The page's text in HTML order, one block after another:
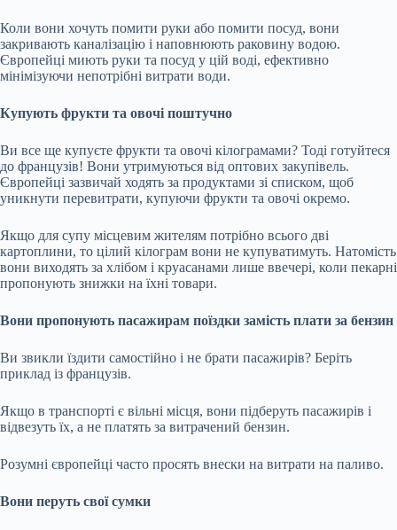
Коли вони хочуть помити руки або помити посуд, вони
закривають каналізацію і наповнюють раковину водою.
Європейці миють руки та посуд у цій воді, ефективно
мінімізуючи непотрібні витрати води.
Купують фрукти та овочі поштучно
Ви все ще купуєте фрукти та овочі кілограмами? Тоді готуйтеся
до французів! Вони утримуються від оптових закупівель.
Європейці зазвичай ходять за продуктами зі списком, щоб
уникнути перевитрати, купуючи фрукти та овочі окремо.
Якщо для супу місцевим жителям потрібно всього дві
картоплини, то цілий кілограм вони не купуватимуть. Натомість
вони виходять за хлібом і круасанами лише ввечері, коли пекарні
пропонують знижки на їхні товари.
Вони пропонують пасажирам поїздки замість плати за бензин
Ви звикли їздити самостійно і не брати пасажирів? Беріть
приклад із французів.
Якщо в транспорті є вільні місця, вони підберуть пасажирів і
відвезуть їх, а не платять за витрачений бензин.
Розумні європейці часто просять внески на витрати на паливо.
Вони перуть свої сумки